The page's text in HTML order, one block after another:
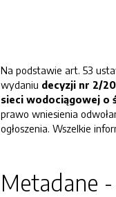
Na podstawie art. 53
wydaniu decyzji nr 2/20
sieci wodociągowej o
prawo wniesienia
ogłoszenia. Wszelkie
Metadane